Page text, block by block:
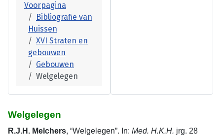
Voorpagina
Bibliografie van
Huissen
XVI Straten en
gebouwen
Gebouwen
Welgelegen
Welgelegen
R.J.H. Melchers, “Welgelegen”. In: Med. H.K.H. jrg. 28